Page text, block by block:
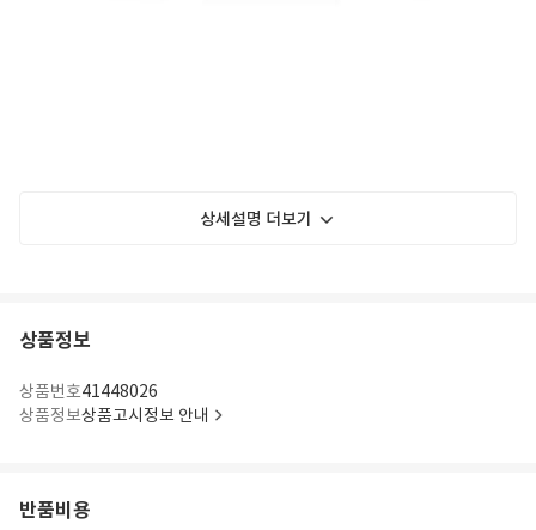
상세설명 더보기
상품정보
상품번호41448026
상품정보상품고시정보 안내
반품비용